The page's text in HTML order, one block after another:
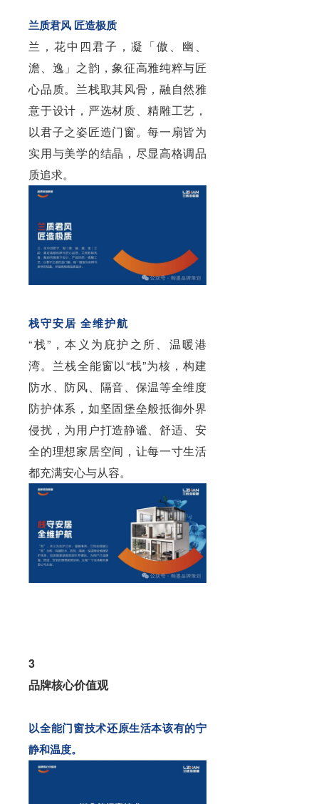
兰质君风 匠造极质
兰，花中四君子，凝「傲、幽、
澹、逸」之韵，象征高雅纯粹与匠
心品质。兰栈取其风骨，融自然雅
意于设计，严选材质、精雕工艺，
以君子之姿匠造门窗。每一扇皆为
实用与美学的结晶，尽显高格调品
质追求。
栈守安居 全维护航
“栈”，本义为庇护之所、温暖港
湾。兰栈全能窗以“栈”为核，构建
防水、防风、隔音、保温等全维度
防护体系，如坚固堡垒般抵御外界
侵扰，为用户打造静谧、舒适、安
全的理想家居空间，让每一寸生活
都充满安心与从容。
3
品牌核心价值观
以全能门窗技术还原生活本该有的宁
静和温度。